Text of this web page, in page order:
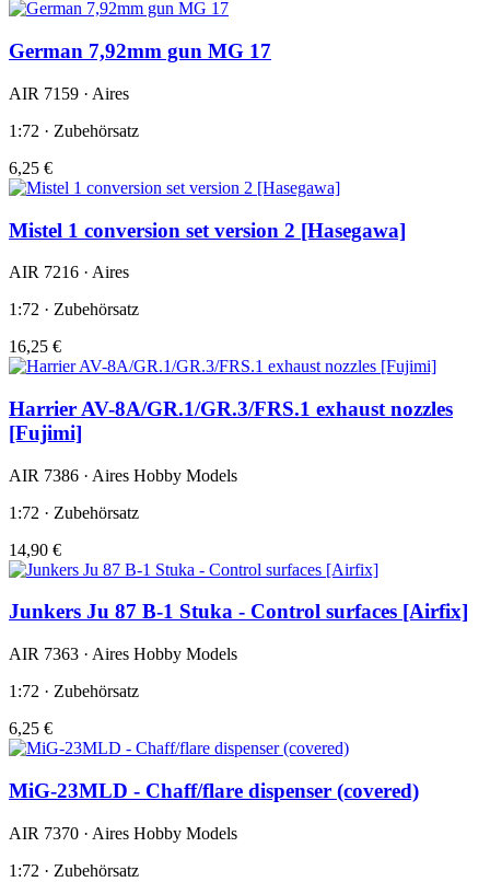
German 7,92mm gun MG 17
AIR 7159 · Aires
1:72 · Zubehörsatz
6,25 €
Mistel 1 conversion set version 2 [Hasegawa]
AIR 7216 · Aires
1:72 · Zubehörsatz
16,25 €
Harrier AV-8A/GR.1/GR.3/FRS.1 exhaust nozzles
[Fujimi]
AIR 7386 · Aires Hobby Models
1:72 · Zubehörsatz
14,90 €
Junkers Ju 87 B-1 Stuka - Control surfaces [Airfix]
AIR 7363 · Aires Hobby Models
1:72 · Zubehörsatz
6,25 €
MiG-23MLD - Chaff/flare dispenser (covered)
AIR 7370 · Aires Hobby Models
1:72 · Zubehörsatz